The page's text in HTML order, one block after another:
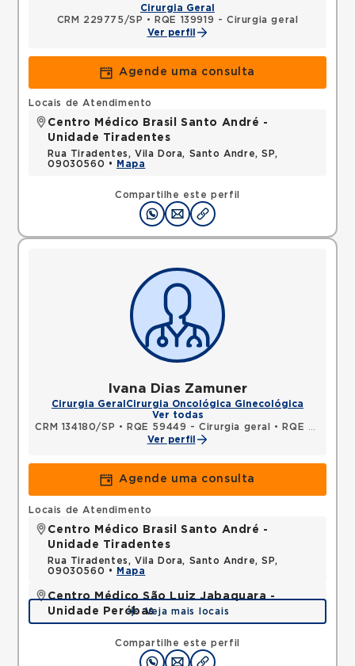
Cirurgia Geral
CRM 229775/SP •
RQE 139919 - Cirurgia geral
Ver perfil
Agende uma consulta
Compartilhe este perfil
Locais de Atendimento
Centro Médico Brasil Santo André -
Unidade Tiradentes
Rua Tiradentes, Vila Dora, Santo Andre, SP,
09030560 •
Mapa
Ivana Dias Zamuner
Cirurgia Geral Cirurgia Oncológica Ginecológica
Ver todas
CRM 134180/SP • RQE 59449 - Cirurgia geral •
RQE 59450 - Cancerologia/cancerologia cirúrgica
Ver perfil
Agende uma consulta
Compartilhe este perfil
Locais de Atendimento
Centro Médico Brasil Santo André -
Unidade Tiradentes
Rua Tiradentes, Vila Dora, Santo Andre, SP,
09030560 •
Mapa
Centro Médico São Luiz Jabaquara -
Unidade Peróbas
Rua das Perobas, Jabaquara, Sao Paulo, SP,
Mapa
Veja mais locais